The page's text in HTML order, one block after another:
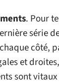
. Pour
série
côté,
et
sont